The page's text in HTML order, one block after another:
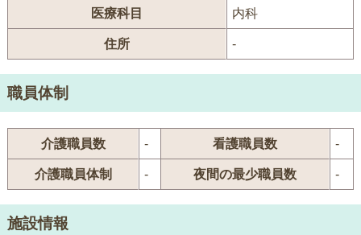
医療科目 内科
住所 -
職員体制
介護職員数 - 看護職員数 -
介護職員体制 - 夜間の最少職員数 -
施設情報